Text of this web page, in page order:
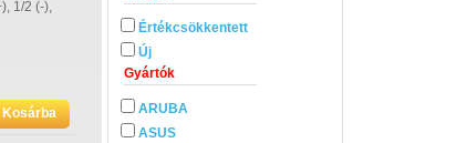
1/2 (-),
Értékcsökkentett
Új
Gyártók
ARUBA
ASUS